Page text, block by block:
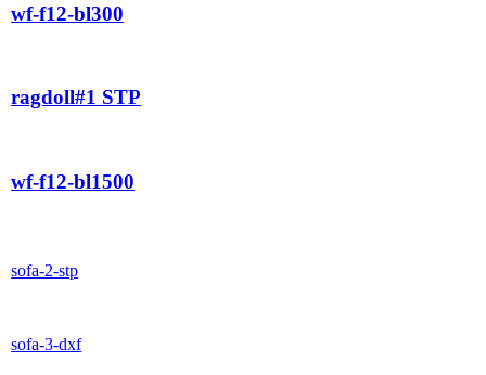
wf-f12-bl300
ragdoll#1 STP
wf-f12-bl1500
sofa-2-stp
sofa-3-dxf